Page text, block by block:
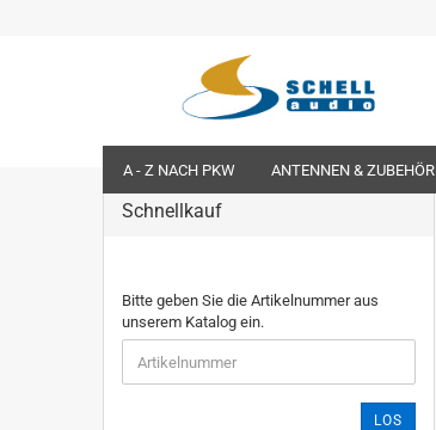
A - Z NACH PKW ANTENNEN & ZUBEHÖR
Schnellkauf
Bitte geben Sie die Artikelnummer aus
unserem Katalog ein.
LOS